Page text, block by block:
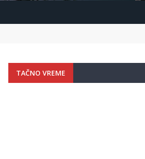
TAČNO VREME